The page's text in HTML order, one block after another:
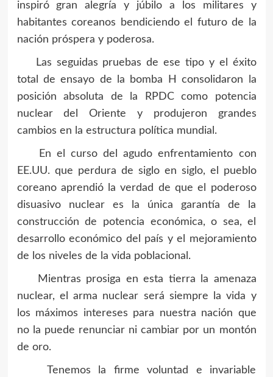
inspiró gran alegría y júbilo a los militares y
habitantes coreanos bendiciendo el futuro de la
nación próspera y poderosa.
Las seguidas pruebas de ese tipo y el éxito
total de ensayo de la bomba H consolidaron la
posición absoluta de la RPDC como potencia
nuclear del Oriente y produjeron grandes
cambios en la estructura política mundial.
En el curso del agudo enfrentamiento con
EE.UU. que perdura de siglo en siglo, el pueblo
coreano aprendió la verdad de que el poderoso
disuasivo nuclear es la única garantía de la
construcción de potencia económica, o sea, el
desarrollo económico del país y el mejoramiento
de los niveles de la vida poblacional.
Mientras prosiga en esta tierra la amenaza
nuclear, el arma nuclear será siempre la vida y
los máximos intereses para nuestra nación que
no la puede renunciar ni cambiar por un montón
de oro.
Tenemos la firme voluntad e invariable